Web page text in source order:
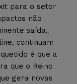
para o setor
não
saída,
continuam
é que a
que o Reino
gera novas